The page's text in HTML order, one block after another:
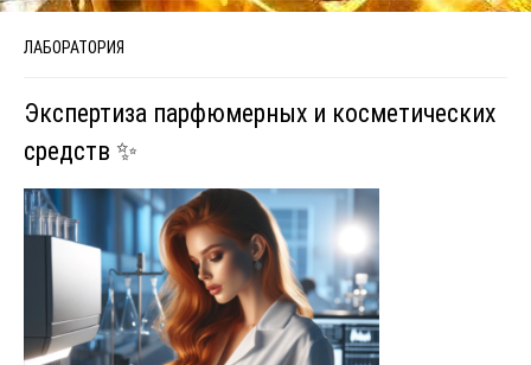
ЛАБОРАТОРИЯ
Экспертиза парфюмерных и косметических
средств ✨